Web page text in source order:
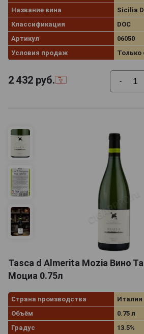
Название вина
Sicilia
Классификация
DOC
Артикул
06050
Условия продаж
Только
2 432 руб. -
Tasca d Almerita Mozia Вино
Моциа 0.75л
Страна производства
Италия
Объём
0.75 л
Градус
13.5%